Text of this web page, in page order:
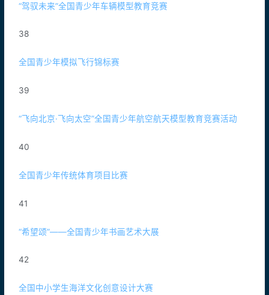
“驾驭未来”全国青少年车辆模型教育竞赛
38
全国青少年模拟飞行锦标赛
39
“飞向北京·飞向太空”全国青少年航空航天模型教育竞赛活动
40
全国青少年传统体育项目比赛
41
“希望颂”——全国青少年书画艺术大展
42
全国中小学生海洋文化创意设计大赛